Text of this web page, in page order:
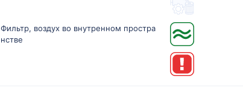
Фильтр, воздух во внутренном простра
нстве